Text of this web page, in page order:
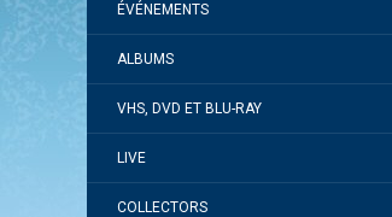
ÉVÉNEMENTS
ALBUMS
VHS, DVD ET BLU-RAY
LIVE
COLLECTORS